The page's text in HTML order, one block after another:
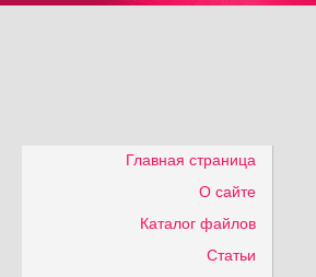
Главная страница
О сайте
Каталог файлов
Статьи